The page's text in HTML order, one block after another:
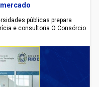
públicas prepara
e consultoria O Consórcio